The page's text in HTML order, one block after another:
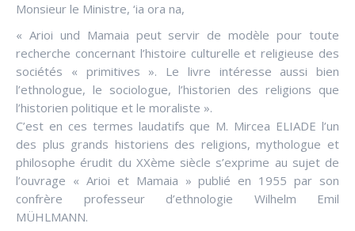
Monsieur le Ministre, ‘ia ora na,
« Arioi und Mamaia peut servir de modèle pour toute
recherche concernant l’histoire culturelle et religieuse des
sociétés « primitives ». Le livre intéresse aussi bien
l’ethnologue, le sociologue, l’historien des religions que
l’historien politique et le moraliste ».
C’est en ces termes laudatifs que M. Mircea ELIADE l’un
des plus grands historiens des religions, mythologue et
philosophe érudit du XXème siècle s’exprime au sujet de
l’ouvrage « Arioi et Mamaia » publié en 1955 par son
confrère professeur d’ethnologie Wilhelm Emil
MÜHLMANN.